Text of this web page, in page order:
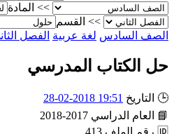
>> المادة
>> القسم
السادس لغة عربية الفصل الثاني
الكتاب المدرسي
التاريخ 19:51 2018-02-28
العام الدراسي 2017-2018
رقم الملف 413